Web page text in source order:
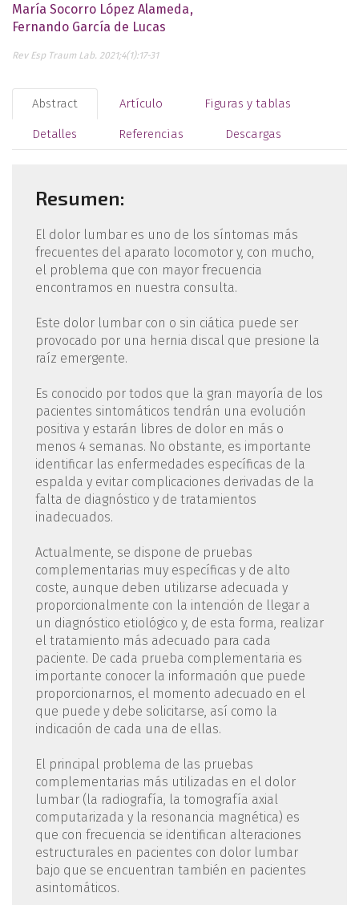
María Socorro López Alameda
Fernando García de Lucas
Rev Esp Traum Lab. 2021;4(1):17-31
Abstract Artículo Figuras y tablas
Detalles Referencias Descargas
Resumen:
El dolor lumbar es uno de los síntomas más
frecuentes del aparato locomotor y, con mucho,
el problema que con mayor frecuencia
encontramos en nuestra consulta.
Este dolor lumbar con o sin ciática puede ser
provocado por una hernia discal que presione la
raíz emergente.
Es conocido por todos que la gran mayoría de los
pacientes sintomáticos tendrán una evolución
positiva y estarán libres de dolor en más o
menos 4 semanas. No obstante, es importante
identificar las enfermedades específicas de la
espalda y evitar complicaciones derivadas de la
falta de diagnóstico y de tratamientos
inadecuados.
Actualmente, se dispone de pruebas
complementarias muy específicas y de alto
coste, aunque deben utilizarse adecuada y
proporcionalmente con la intención de llegar a
un diagnóstico etiológico y, de esta forma, realizar
el tratamiento más adecuado para cada
paciente. De cada prueba complementaria es
importante conocer la información que puede
proporcionarnos, el momento adecuado en el
que puede y debe solicitarse, así como la
indicación de cada una de ellas.
El principal problema de las pruebas
complementarias más utilizadas en el dolor
lumbar (la radiografía, la tomografía axial
computarizada y la resonancia magnética) es
que con frecuencia se identifican alteraciones
estructurales en pacientes con dolor lumbar
bajo que se encuentran también en pacientes
asintomáticos.